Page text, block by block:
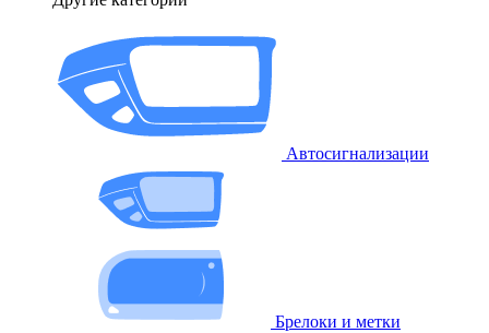
Автосигнализации
Брелоки и метки